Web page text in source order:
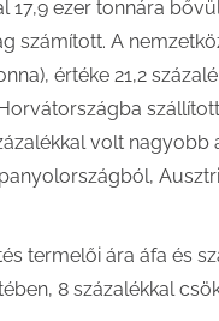
17,9 ezer tonnára
számított. A
értéke 21,2
volt nagyobb
termelői ára áfa és
8 százalékkal